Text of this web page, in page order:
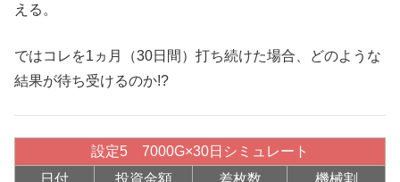
える。
ではコレを1ヵ月（30日間）打ち続けた場合、どのような
結果が待ち受けるのか!?
設定5 7000G×30日シミュレート
日付
投資金額 差枚数
機械割